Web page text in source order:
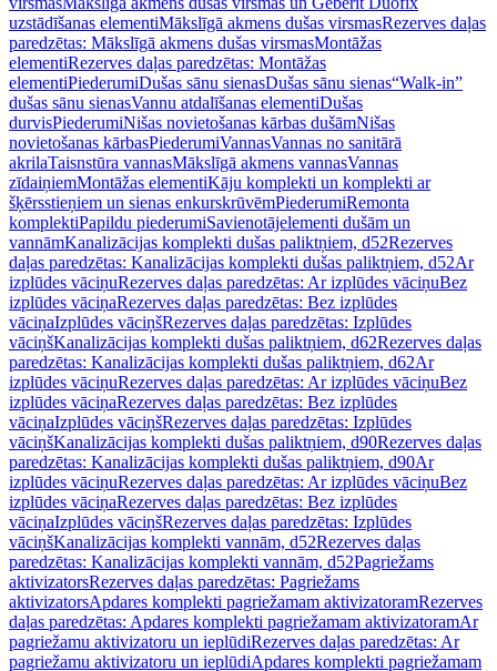
uzstādīšanas elementiMākslīgā akmens dušas virsmasRezerves daļas
paredzētas: Mākslīgā akmens dušas virsmasMontāžas
elementiRezerves daļas paredzētas: Montāžas
elementiPiederumiDušas sānu sienasDušas sānu sienas“Walk-in”
dušas sānu sienasVannu atdalīšanas elementiDušas
durvisPiederumiNišas novietošanas kārbas dušāmNišas
novietošanas kārbasPiederumiVannasVannas no sanitārā
akrilaTaisnstūra vannasMākslīgā akmens vannasVannas
zīdaiņiemMontāžas elementiKāju komplekti un komplekti ar
šķērsstieņiem un sienas enkurskrūvēmPiederumiRemonta
komplektiPapildu piederumiSavienotājelementi dušām un
vannāmKanalizācijas komplekti dušas paliktņiem, d52Rezerves
daļas paredzētas: Kanalizācijas komplekti dušas paliktņiem, d52Ar
izplūdes vāciņuRezerves daļas paredzētas: Ar izplūdes vāciņuBez
izplūdes vāciņaRezerves daļas paredzētas: Bez izplūdes
vāciņaIzplūdes vāciņšRezerves daļas paredzētas: Izplūdes
vāciņšKanalizācijas komplekti dušas paliktņiem, d62Rezerves daļas
paredzētas: Kanalizācijas komplekti dušas paliktņiem, d62Ar
izplūdes vāciņuRezerves daļas paredzētas: Ar izplūdes vāciņuBez
izplūdes vāciņaRezerves daļas paredzētas: Bez izplūdes
vāciņaIzplūdes vāciņšRezerves daļas paredzētas: Izplūdes
vāciņšKanalizācijas komplekti dušas paliktņiem, d90Rezerves daļas
paredzētas: Kanalizācijas komplekti dušas paliktņiem, d90Ar
izplūdes vāciņuRezerves daļas paredzētas: Ar izplūdes vāciņuBez
izplūdes vāciņaRezerves daļas paredzētas: Bez izplūdes
vāciņaIzplūdes vāciņšRezerves daļas paredzētas: Izplūdes
vāciņšKanalizācijas komplekti vannām, d52Rezerves daļas
paredzētas: Kanalizācijas komplekti vannām, d52Pagriežams
aktivizatorsRezerves daļas paredzētas: Pagriežams
aktivizatorsApdares komplekti pagriežamam aktivizatoramRezerves
daļas paredzētas: Apdares komplekti pagriežamam aktivizatoramAr
pagriežamu aktivizatoru un ieplūdiRezerves daļas paredzētas: Ar
pagriežamu aktivizatoru un ieplūdiApdares komplekti pagriežamam